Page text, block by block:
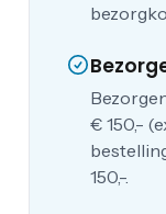
€ 150,-
150,-.